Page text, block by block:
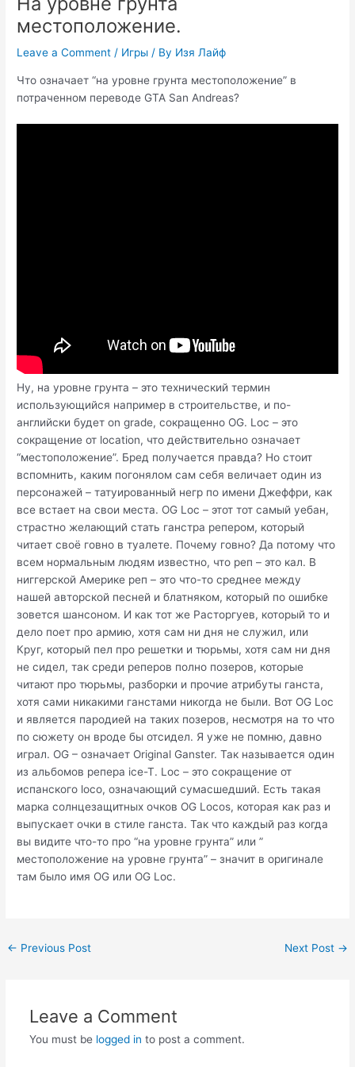
местоположение.
Leave a Comment / Игры / By Изя Лайф
Что означает “на уровне грунта местоположение” в
потраченном переводе GTA San Andreas?
Ну, на уровне грунта – это технический термин
использующийся например в строительстве, и по-
английски будет on grade, сокращенно OG. Loc – это
сокращение от location, что действительно означает
“местоположение”. Бред получается правда? Но стоит
вспомнить, каким погонялом сам себя величает один из
персонажей – татуированный негр по имени Джеффри, как
все встает на свои места. OG Loc – этот тот самый уебан,
страстно желающий стать ганстра репером, который
читает своё говно в туалете. Почему говно? Да потому что
всем нормальным людям известно, что реп – это кал. В
ниггерской Америке реп – это что-то среднее между
нашей авторской песней и блатняком, который по ошибке
зовется шансоном. И как тот же Расторгуев, который то и
дело поет про армию, хотя сам ни дня не служил, или
Круг, который пел про решетки и тюрьмы, хотя сам ни дня
не сидел, так среди реперов полно позеров, которые
читают про тюрьмы, разборки и прочие атрибуты ганста,
хотя сами никакими ганстами никогда не были. Вот OG Loc
и является пародией на таких позеров, несмотря на то что
по сюжету он вроде бы отсидел. Я уже не помню, давно
играл. OG – означает Original Ganster. Так называется один
из альбомов репера ice-T. Loc – это сокращение от
испанского loco, означающий сумасшедший. Есть такая
марка солнцезащитных очков OG Locos, которая как раз и
выпускает очки в стиле ганста. Так что каждый раз когда
вы видите что-то про “на уровне грунта” или ”
местоположение на уровне грунта” – значит в оригинале
там было имя OG или OG Loc.
Post
← Previous Post Next Post →
Leave a Comment
You must be logged in to post a comment.